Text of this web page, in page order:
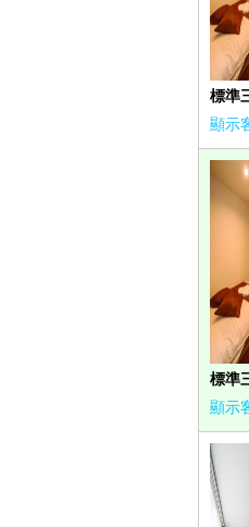
標準
顯示
標準
顯示